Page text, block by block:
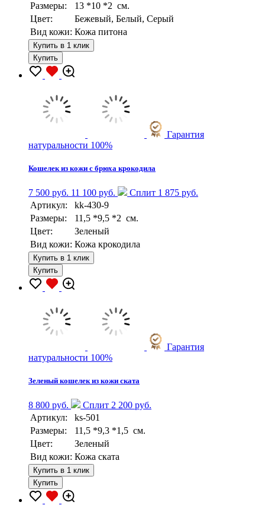
Размеры:
13 *10 *2 см.
Цвет:
Бежевый, Белый, Серый
Вид кожи: Кожа питона
Купить в 1 клик
Купить
Гарантия
натуральности 100%
Кошелек из кожи с брюха крокодила
7 500 руб. 11 100 руб.
Сплит 1 875 руб.
Артикул:
kk-430-9
Размеры:
11,5 *9,5 *2 см.
Цвет:
Зеленый
Вид кожи: Кожа крокодила
Купить в 1 клик
Купить
Гарантия
натуральности 100%
Зеленый кошелек из кожи ската
8 800 руб.
Сплит 2 200 руб.
Артикул:
ks-501
Размеры:
11,5 *9,3 *1,5 см.
Цвет:
Зеленый
Вид кожи: Кожа ската
Купить в 1 клик
Купить